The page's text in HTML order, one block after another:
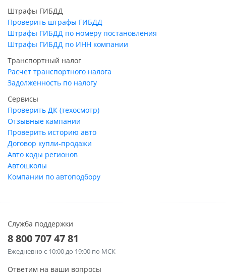
Штрафы ГИБДД
Проверить штрафы ГИБДД
Штрафы ГИБДД по номеру постановления
Штрафы ГИБДД по ИНН компании
Транспортный налог
Расчет транспортного налога
Задолженность по налогу
Сервисы
Проверить ДК (техосмотр)
Отзывные кампании
Проверить историю авто
Договор купли-продажи
Авто коды регионов
Автошколы
Компании по автоподбору
Служба поддержки
8 800 707 47 81
Ежедневно с 10:00 до 19:00 по МСК
Ответим на ваши вопросы